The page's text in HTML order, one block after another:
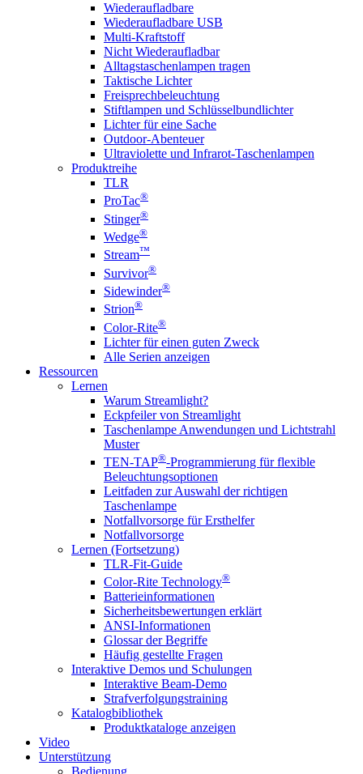
Wiederaufladbare
Wiederaufladbare USB
Multi-Kraftstoff
Nicht Wiederaufladbar
Alltagstaschenlampen tragen
Taktische Lichter
Freisprechbeleuchtung
Stiftlampen und Schlüsselbundlichter
Lichter für eine Sache
Outdoor-Abenteuer
Ultraviolette und Infrarot-Taschenlampen
Produktreihe
TLR
ProTac®
Stinger®
Wedge®
Stream™
Survivor®
Sidewinder®
Strion®
Color-Rite®
Lichter für einen guten Zweck
Alle Serien anzeigen
Ressourcen
Lernen
Warum Streamlight?
Eckpfeiler von Streamlight
Taschenlampe Anwendungen und Lichtstrahl
Muster
TEN-TAP®-Programmierung für flexible
Beleuchtungsoptionen
Leitfaden zur Auswahl der richtigen
Taschenlampe
Notfallvorsorge für Ersthelfer
Notfallvorsorge
Lernen (Fortsetzung)
TLR-Fit-Guide
Color-Rite Technology®
Batterieinformationen
Sicherheitsbewertungen erklärt
ANSI-Informationen
Glossar der Begriffe
Häufig gestellte Fragen
Interaktive Demos und Schulungen
Interaktive Beam-Demo
Strafverfolgungstraining
Katalogbibliothek
Produktkataloge anzeigen
Video
Unterstützung